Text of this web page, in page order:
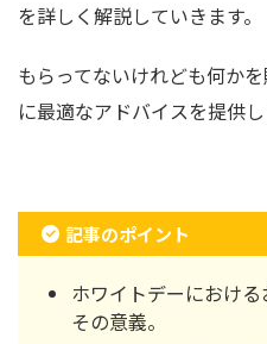
を詳しく解説していきます。
もらってないけれども何か
に最適なアドバイスを提供し
記事のポイント
ホワイトデーにおけ
その意義。